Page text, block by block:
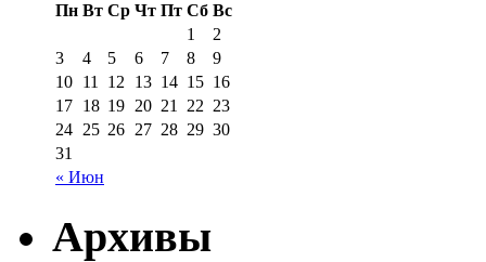
Пн Вт Ср Чт Пт Сб Вс
« Июн
1
2
3
4 5 6 7 8
9
10 11 12 13 14 15 16
17 18 19 20 21 22 23
24 25 26 27 28 29 30
31
Архивы